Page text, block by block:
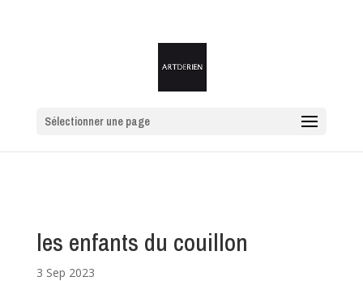
Sélectionner une page
les enfants du couillon
3 Sep 2023